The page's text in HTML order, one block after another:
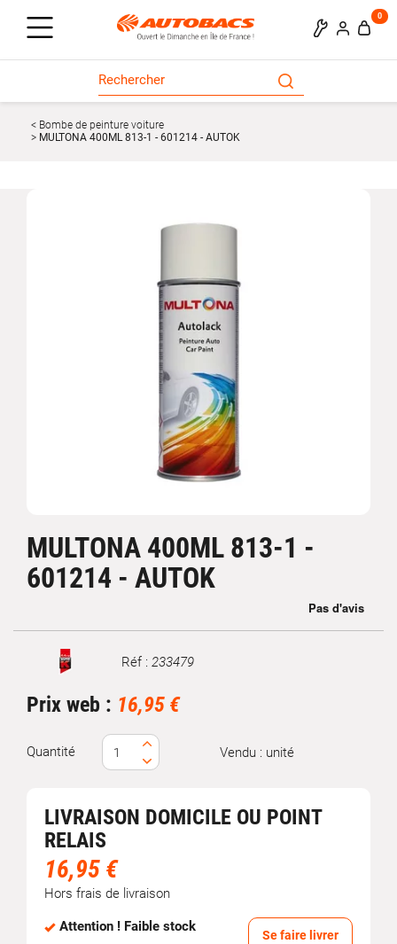
0
Bombe de peinture voiture
MULTONA 400ML 813-1 - 601214 - AUTOK
MULTONA 400ML 813-1 -
601214 - AUTOK
Marque Réf : 233479
Prix web : 16,95 €
Quantité Vendu : unité
LIVRAISON DOMICILE OU POINT
RELAIS
16,95 €
Hors frais de livraison
Attention ! Faible stock
Se faire livrer